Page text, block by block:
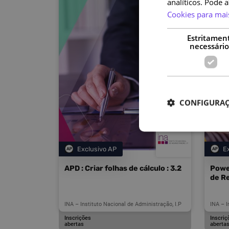
APD : Criar folhas de cálculo : 3.2
INA – Instituto Nacional de Administração, I.P
Categoria
Exclusivo AP
Inscrições
abertas
de
INA –
abertas
Cookies para